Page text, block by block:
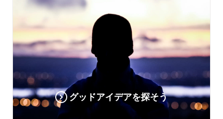
グッドアイデアを探そう